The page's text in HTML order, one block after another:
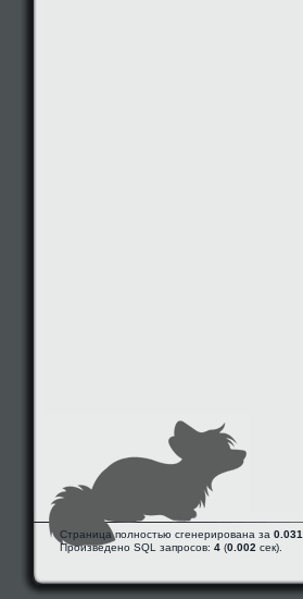
Страница полностью сгенерирована за 0.031
Произведено SQL запросов: 4 (0.002 сек).